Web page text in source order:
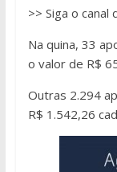
>> Siga o canal
Na quina, 33
o valor de R$
Outras 2.294
R$ 1.542,26